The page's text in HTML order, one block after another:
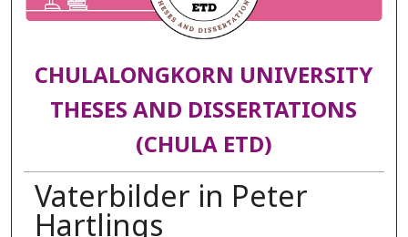
CHULALONGKORN UNIVERSITY
THESES AND DISSERTATIONS
(CHULA ETD)
Vaterbilder in Peter
Hartlings